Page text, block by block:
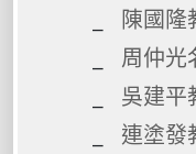
陳國隆
周仲光
吳建平
連塗發